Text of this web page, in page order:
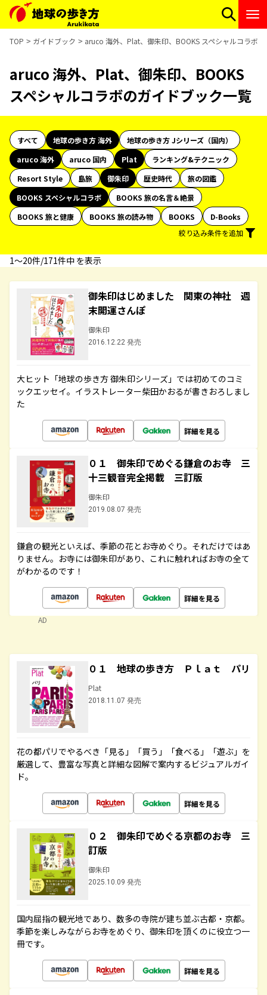
TOP ガイドブック aruco 海外、Plat、御朱印、BOOKS スペシャルコラボ
aruco 海外、Plat、御朱印、BOOKS
スペシャルコラボのガイドブック一覧
すべて 地球の歩き方 海外
地球の歩き方 Jシリーズ（国内）
aruco 海外
aruco 国内 Plat
ランキング&テクニック
Resort Style
島旅 御朱印 歴史時代
旅の図鑑
BOOKS スペシャルコラボ
BOOKS 旅の名言＆絶景
BOOKS 旅と健康
BOOKS 旅の読み物 BOOKS
D-Books
絞り込み条件を追加
1〜20件/171件中 を表示
御朱印はじめました 関東の神社 週
末開運さんぽ
御朱印
2016.12.22 発売
大ヒット「地球の歩き方 御朱印シリーズ」では初めてのコミ
ックエッセイ。イラストレーター柴田かおるが書きおろしまし
た
詳細を見る
０１ 御朱印でめぐる鎌倉のお寺 三
十三観音完全掲載 三訂版
御朱印
2019.08.07 発売
鎌倉の観光といえば、季節の花とお寺めぐり。それだけではあ
りません。お寺には御朱印があり、これに触れればお寺の全て
がわかるのです！
詳細を見る
AD
０１ 地球の歩き方 Ｐｌａｔ パリ
Plat
2018.11.07 発売
花の都パリでやるべき「見る」「買う」「食べる」「遊ぶ」を
厳選して、豊富な写真と詳細な図解で案内するビジュアルガイ
ド。
詳細を見る
０２ 御朱印でめぐる京都のお寺 三
訂版
御朱印
2025.10.09 発売
国内屈指の観光地であり、数多の寺院が建ち並ぶ古都・京都。
季節を楽しみながらお寺をめぐり、御朱印を頂くのに役立つ一
冊です。
詳細を見る